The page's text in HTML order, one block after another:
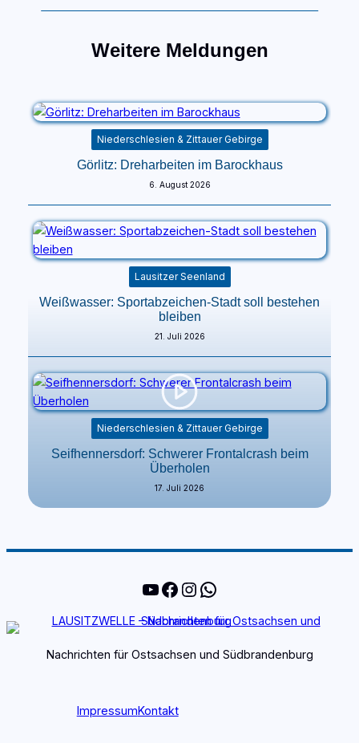
Weitere Meldungen
Niederschlesien & Zittauer Gebirge
Görlitz: Dreharbeiten im Barockhaus
6. August 2026
Lausitzer Seenland
Weißwasser: Sportabzeichen-Stadt soll bestehen
bleiben
21. Juli 2026
Niederschlesien & Zittauer Gebirge
Seifhennersdorf: Schwerer Frontalcrash beim
Überholen
17. Juli 2026
YouTube
Facebook
Instagram
WhatsApp
Nachrichten für Ostsachsen und Südbrandenburg
ImpressumKontakt